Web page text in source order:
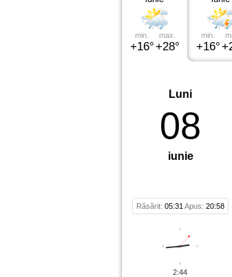
min.
+16°
max.
+28°
min.
+16°
Luni
08
iunie
Răsărit: 05:31 Apus: 20:58
2:44